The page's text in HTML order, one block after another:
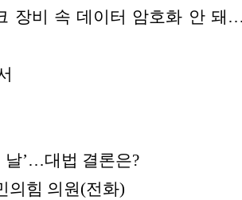
장비 속 데이터 암호화 안 돼
날’…대법 결론은?
의힘 의원(전화)